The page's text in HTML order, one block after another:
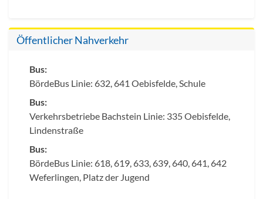
Öffentlicher Nahverkehr
Bus:
BördeBus Linie: 632, 641 Oebisfelde, Schule
Bus:
Verkehrsbetriebe Bachstein Linie: 335 Oebisfelde,
Lindenstraße
Bus:
BördeBus Linie: 618, 619, 633, 639, 640, 641, 642
Weferlingen, Platz der Jugend